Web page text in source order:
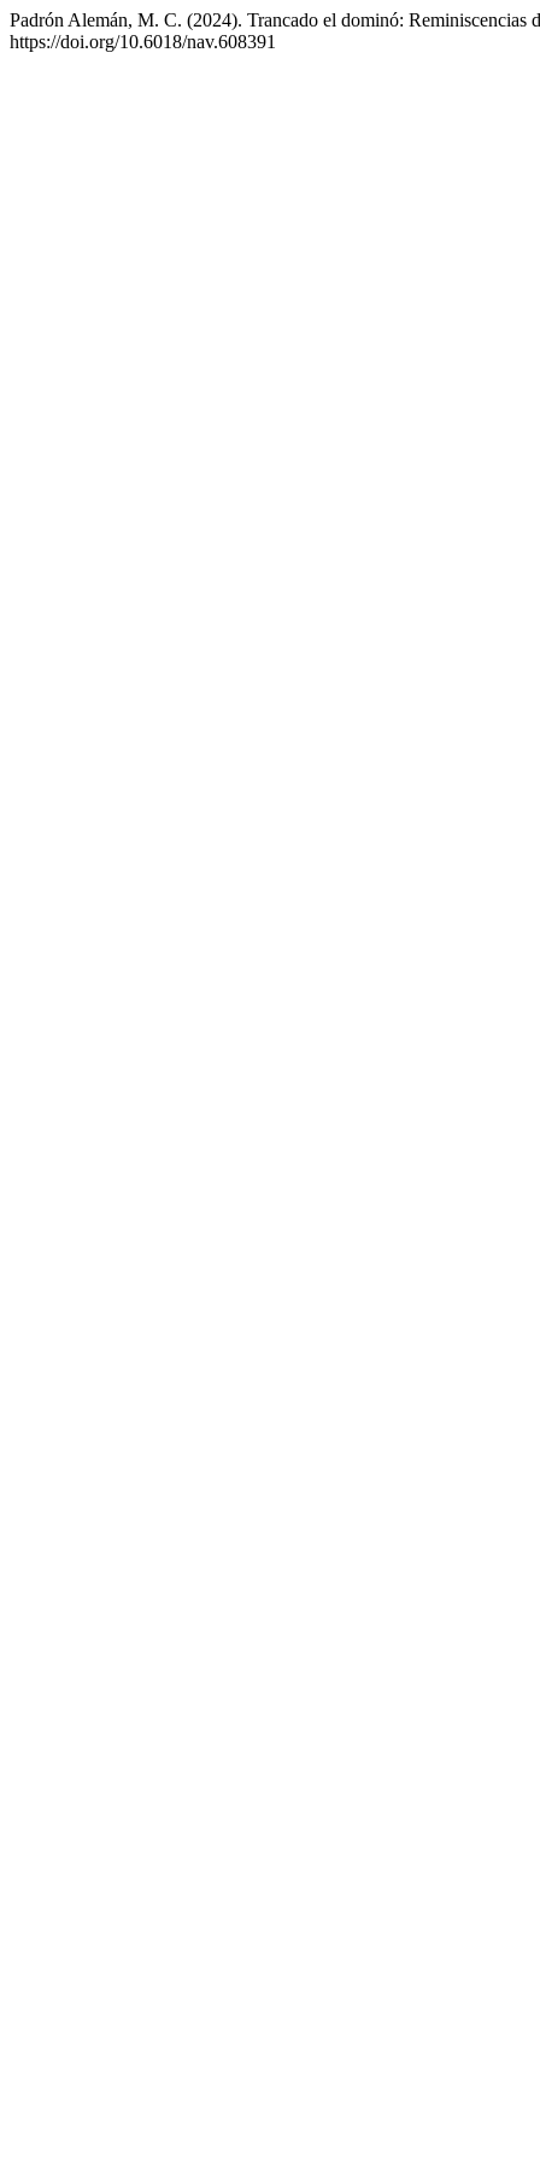
Padrón Alemán, M. C. (2024). Trancado el dominó: Reminiscencias
https://doi.org/10.6018/nav.608391